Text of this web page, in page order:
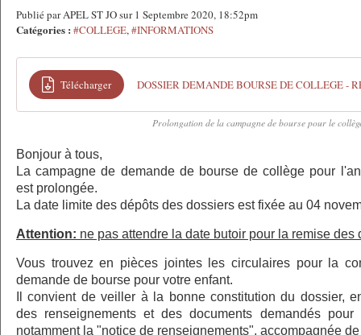
Publié par APEL ST JO sur 1 Septembre 2020, 18:52pm
Catégories : #COLLEGE,#INFORMATIONS
Télécharger DOSSIER DEMANDE BOURSE DE COLLEGE -
Prolongation de la campagne de bourse pour le
Bonjour à tous,
La campagne de demande de bourse de collège pour
est prolongée.
La date limite des dépôts des dossiers est fixée au 04
Attention: ne pas attendre la date butoir pour la remise des
Vous trouvez en pièces jointes les circulaires pour la
demande de bourse pour votre enfant.
Il convient de veiller à la bonne constitution du dossier,
des renseignements et des documents demandés pour
notamment la "notice de renseignements", accompagnée